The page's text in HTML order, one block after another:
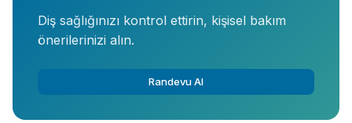
Diş sağlığınızı kontrol ettirin, kişisel bakım
önerilerinizi alın.
Randevu Al